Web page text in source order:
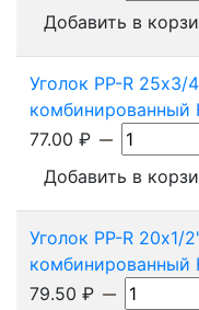
Добавить в
Уголок PP-R 25х3/
77.00 ₽
Добавить в
Уголок PP-R 20х1/
79.50 ₽